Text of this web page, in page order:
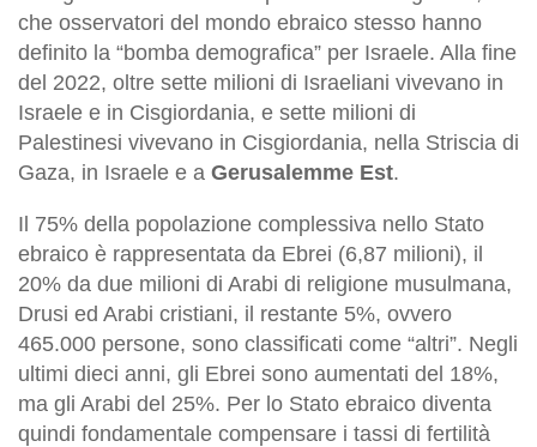
che osservatori del mondo ebraico stesso hanno
definito la “bomba demografica” per Israele. Alla fine
del 2022, oltre sette milioni di Israeliani vivevano in
Israele e in Cisgiordania, e sette milioni di
Palestinesi vivevano in Cisgiordania, nella Striscia di
Gaza, in Israele e a Gerusalemme Est.
Il 75% della popolazione complessiva nello Stato
ebraico è rappresentata da Ebrei (6,87 milioni), il
20% da due milioni di Arabi di religione musulmana,
Drusi ed Arabi cristiani, il restante 5%, ovvero
465.000 persone, sono classificati come “altri”. Negli
ultimi dieci anni, gli Ebrei sono aumentati del 18%,
ma gli Arabi del 25%. Per lo Stato ebraico diventa
quindi fondamentale compensare i tassi di fertilità